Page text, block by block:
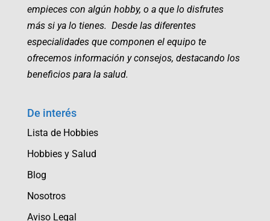
empieces con algún hobby, o a que lo disfrutes
más si ya lo tienes. Desde las diferentes
especialidades que componen el equipo te
ofrecemos información y consejos, destacando los
beneficios para la salud.
De interés
Lista de Hobbies
Hobbies y Salud
Blog
Nosotros
Aviso Legal